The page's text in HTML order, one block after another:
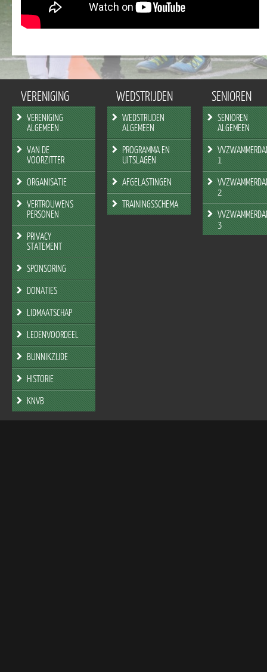
VERENIGING
VERENIGING
ALGEMEEN
VAN DE
VOORZITTER
ORGANISATIE
VERTROUWENS
PERSONEN
PRIVACY
STATEMENT
SPONSORING
DONATIES
LIDMAATSCHAP
LEDENVOORDEEL
BUNNIKZIJDE
HISTORIE
KNVB
WEDSTRIJDEN
WEDSTRIJDEN
ALGEMEEN
PROGRAMMA EN
UITSLAGEN
AFGELASTINGEN
TRAININGSSCHEMA
SENIOREN
SENIOREN
ALGEMEEN
1
2
3